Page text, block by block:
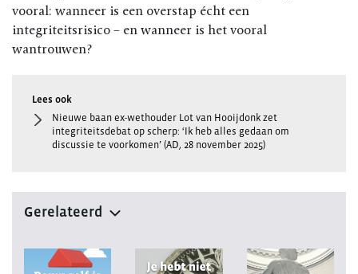
vooral: wanneer is een overstap écht een
integriteitsrisico – en wanneer is het vooral
wantrouwen?
Nieuwe baan ex-wethouder Lot van Hooijdonk zet
integriteitsdebat op scherp: ‘Ik heb alles gedaan om
discussie te voorkomen’ (AD, 28 november 2025)
Gerelateerd